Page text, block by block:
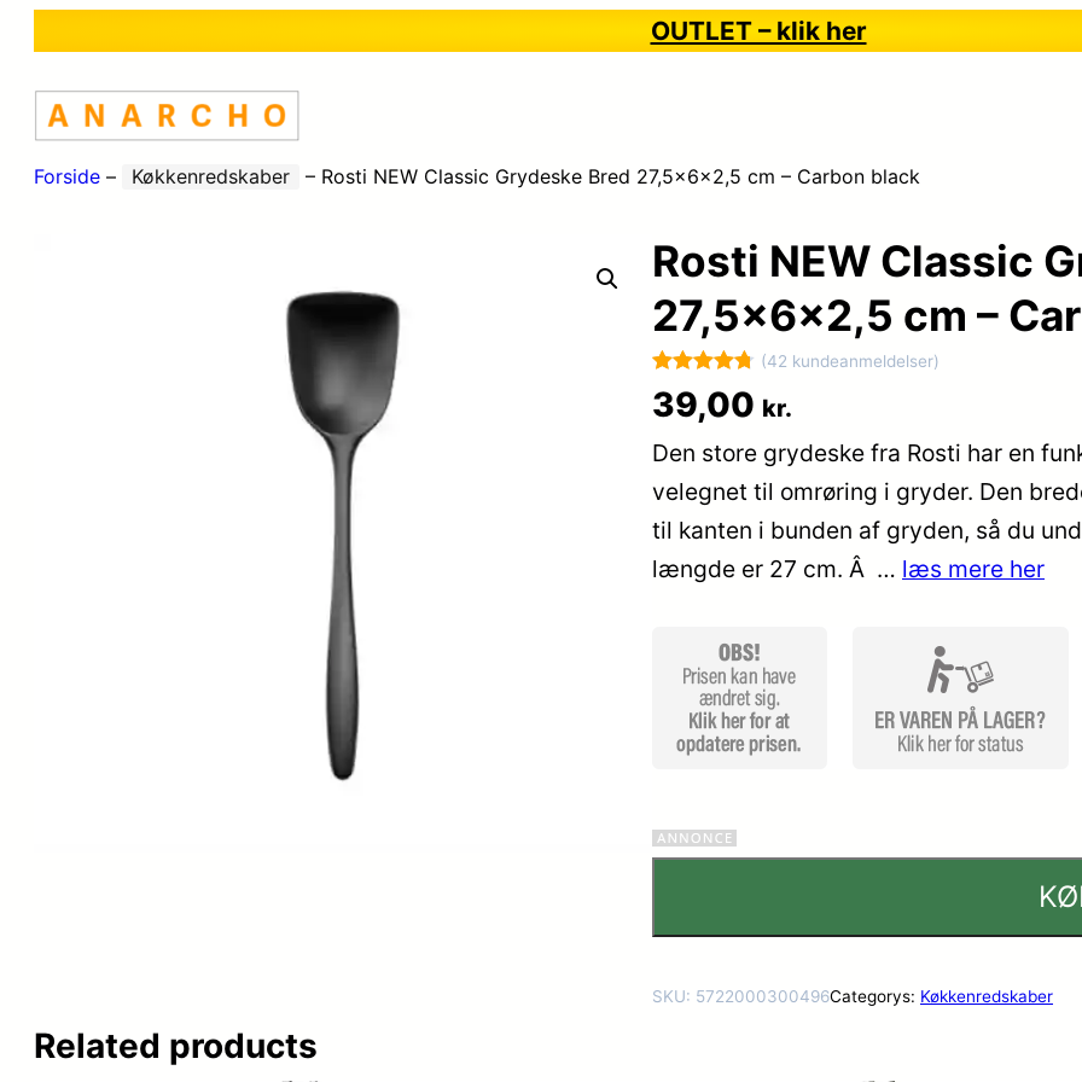
OUTLET – klik her
Forside – Køkkenredskaber – Rosti NEW Classic Grydeske Bred 27,5x6x2,5 cm – Carbon black
Rosti NEW Classic
27,5x6x2,5 cm –
Bedømt
som4.8
ud af 5
baseret på
42
kundebedø
mmelser
(42 kundeanmeldelser)
39,00 kr.
Den store grydeske fra Rosti har en
velegnet til omrøring i gryder. Den
til kanten i bunden af gryden, så du
længde er 27 cm. Â … læs mere her
SKU: 5722000300496Categorys: Køkkenredskaber
Related products